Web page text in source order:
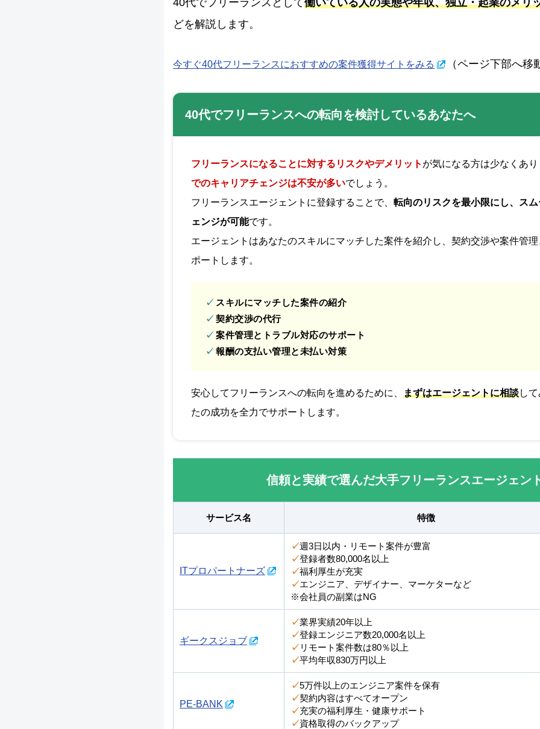
40代でフリーランスとして働いている人の実態や年収、独立・起業のメリ
どを解説します。
今すぐ40代フリーランスにおすすめの案件獲得サイトをみる （ページ下部へ移
40代でフリーランスへの転向を検討しているあなたへ
フリーランスになることに対するリスクやデメリット が気になる方は少なくあ
でのキャリアチェンジは不安が多いでしょう。
フリーランスエージェントに登録することで、 転向のリスクを最小限にし、ス
ェンジが可能です。
エージェントはあなたのスキルにマッチした案件を紹介し、契約交渉や案件管
ポートします。
スキルにマッチした案件の紹介
契約交渉の代行
案件管理とトラブル対応のサポート
報酬の支払い管理と未払い対策
安心してフリーランスへの転向を進めるために、 まずはエージェントに相談し
たの成功を全力でサポートします。
信頼と実績で選んだ大手フリーランスエージェン
サービス名 特徴
ITプロパートナーズ
✓週3日以内・リモート案件が豊富
✓登録者数80,000名以上
✓福利厚生が充実
✓エンジニア、デザイナー、マーケターなど
※会社員の副業はNG
ギークスジョブ
✓業界実績20年以上
✓登録エンジニア数20,000名以上
✓ リモート案件数は80％以上
✓平均年収830万円以上
PE-BANK
✓5万件以上のエンジニア案件を保有
✓契約内容はすべてオープン
✓充実の福利厚生・健康サポート
✓資格取得のバックアップ